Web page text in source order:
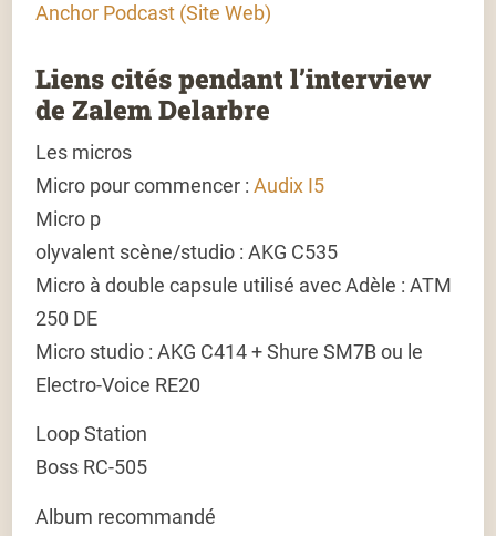
Anchor Podcast (Site Web)
Liens cités pendant l’interview
de Zalem Delarbre
Les micros
Micro pour commencer :Audix I5
Micro p
olyvalent scène/studio : AKG C535
Micro à double capsule utilisé avec Adèle : ATM
250 DE
Micro studio : AKG C414 + Shure SM7B ou le
Electro-Voice RE20
Loop Station
Boss RC-505
Album recommandé